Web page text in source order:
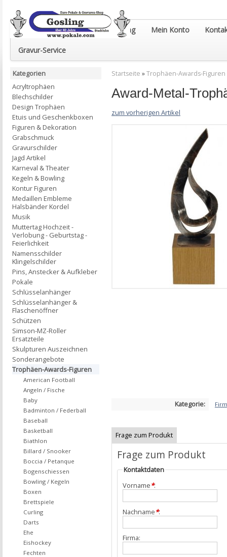
Euro-Pokale & Gravur-Shop Gosling Mein Konto
Gravur-Service
Startseite »Trophäen-Awards-Figuren
Award-Metal-
zum vorherigen Artikel
Kategorie:
Frage zum Produkt
Frage zum Produkt
Kontaktdaten
Vorname*:
Nachname*:
Firma:
Kategorien
Acryltrophäen
Blechschilder
Design Trophäen
Etuis und Geschenkboxen
Figuren & Dekoration
Grabschmuck
Gravurschilder
Jagd Artikel
Karneval & Theater
Kegeln & Bowling
Kontur Figuren
Medaillen Embleme
Halsbänder Kordel
Musik
Muttertag Hochzeit -
Verlobung - Geburtstag -
Feierlichkeit
Namensschilder
Klingelschilder
Pins, Anstecker & Aufkleber
Pokale
Schlüsselanhänger
Schlüsselanhänger &
Flaschenöffner
Schützen
Simson-MZ-Roller
Ersatzteile
Skulpturen Auszeichnen
Sonderangebote
Trophäen-Awards-Figuren
American Football
Angeln / Fische
Baby
Badminton / Federball
Baseball
Basketball
Biathlon
Billard / Snooker
Boccia / Petanque
Bogenschiessen
Bowling / Kegeln
Boxen
Brettspiele
Curling
Darts
Ehe
Eishockey
Fechten